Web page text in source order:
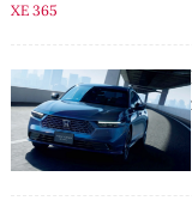
XE 365